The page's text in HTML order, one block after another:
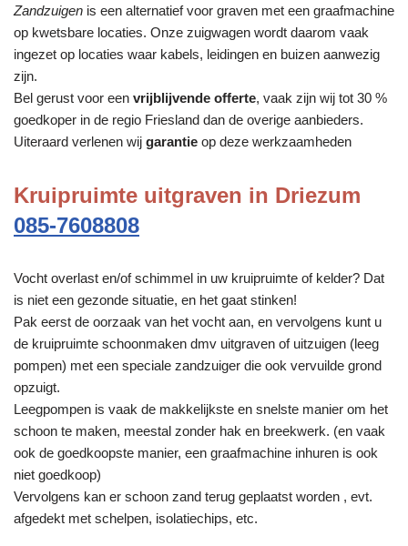
Zandzuigen is een alternatief voor graven met een graafmachine
op kwetsbare locaties. Onze zuigwagen wordt daarom vaak
ingezet op locaties waar kabels, leidingen en buizen aanwezig
zijn.
Bel gerust voor een vrijblijvende offerte, vaak zijn wij tot 30 %
goedkoper in de regio Friesland dan de overige aanbieders.
Uiteraard verlenen wij garantie op deze werkzaamheden
Kruipruimte uitgraven in Driezum
085-7608808
Vocht overlast en/of schimmel in uw kruipruimte of kelder? Dat
is niet een gezonde situatie, en het gaat stinken!
Pak eerst de oorzaak van het vocht aan, en vervolgens kunt u
de kruipruimte schoonmaken dmv uitgraven of uitzuigen (leeg
pompen) met een speciale zandzuiger die ook vervuilde grond
opzuigt.
Leegpompen is vaak de makkelijkste en snelste manier om het
schoon te maken, meestal zonder hak en breekwerk. (en vaak
ook de goedkoopste manier, een graafmachine inhuren is ook
niet goedkoop)
Vervolgens kan er schoon zand terug geplaatst worden , evt.
afgedekt met schelpen, isolatiechips, etc.